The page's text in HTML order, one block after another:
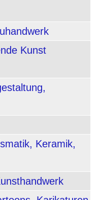
Kunst
Keramik,